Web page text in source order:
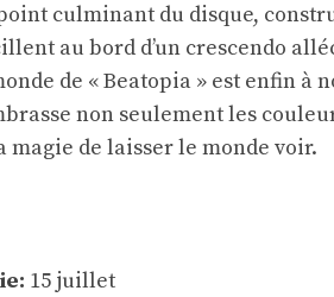
culminant du disque,
au bord d’un crescendo
de « Beatopia » est enfin à
non seulement les
de laisser le monde voir.
15 juillet